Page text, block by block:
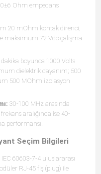
Ohm empedans
20 mOhm kontak direnci,
maksimum 72 Vdc çalışma
dakika boyunca 1000 Volts
dielektrik dayanım; 500
500 MOhm izolasyon
30-100 MHz arasında
aralığında ise 40-
performansı.
Seçim Bilgileri
60603-7-4 uluslararası
RJ-45 fiş (plug) ile